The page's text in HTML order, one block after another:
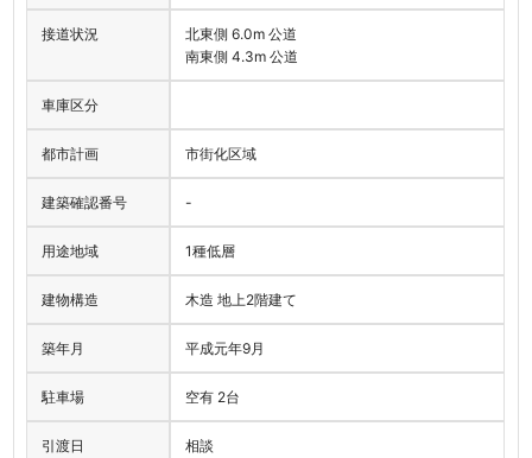
接道状況
北東側 6.0m 公道
南東側 4.3m 公道
車庫区分
都市計画 市街化区域
建築確認番号 -
用途地域 1種低層
建物構造 木造 地上2階建て
築年月 平成元年9月
駐車場 空有 2台
引渡日
相談